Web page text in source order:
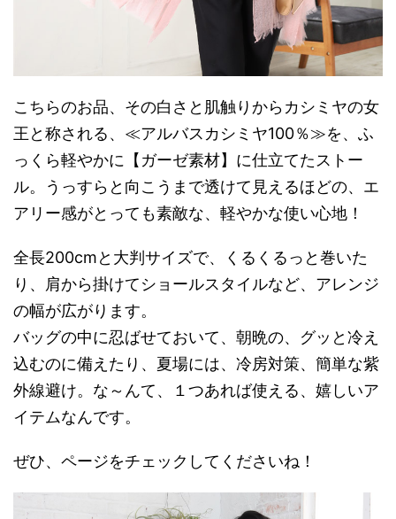
こちらのお品、その白さと肌触りからカシミヤの女
王と称される、≪アルバスカシミヤ100％≫を、ふ
っくら軽やかに【ガーゼ素材】に仕立てたストー
ル。うっすらと向こうまで透けて見えるほどの、エ
アリー感がとっても素敵な、軽やかな使い心地！
全長200cmと大判サイズで、くるくるっと巻いた
り、肩から掛けてショールスタイルなど、アレンジ
の幅が広がります。
バッグの中に忍ばせておいて、朝晩の、グッと冷え
込むのに備えたり、夏場には、冷房対策、簡単な紫
外線避け。な～んて、１つあれば使える、嬉しいア
イテムなんです。
ぜひ、ページをチェックしてくださいね！